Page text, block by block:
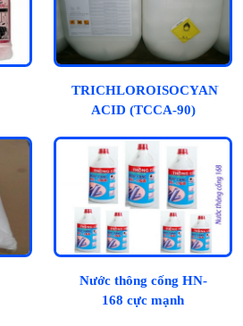
ACID (TCCA-90)
Nước thông cống HN-
168 cực mạnh